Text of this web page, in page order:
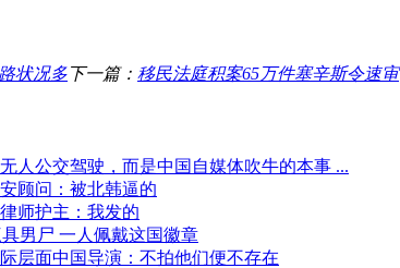
状况多下一篇： 移民法庭积案65万件塞辛斯令速审
人公交驾驶，而是中国自媒体吹牛的本事 ...
顾问：被北韩逼的
师护主：我发的
男尸 一人佩戴这国徽章
层面中国导演：不拍他们便不存在